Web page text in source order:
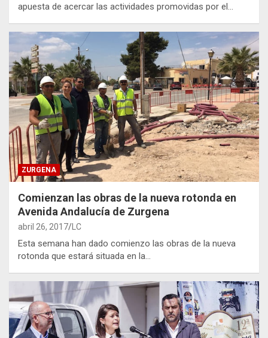
apuesta de acercar las actividades promovidas por el…
ZURGENA
Comienzan las obras de la nueva rotonda en
Avenida Andalucía de Zurgena
abril 26, 2017 LC
Esta semana han dado comienzo las obras de la nueva
rotonda que estará situada en la…